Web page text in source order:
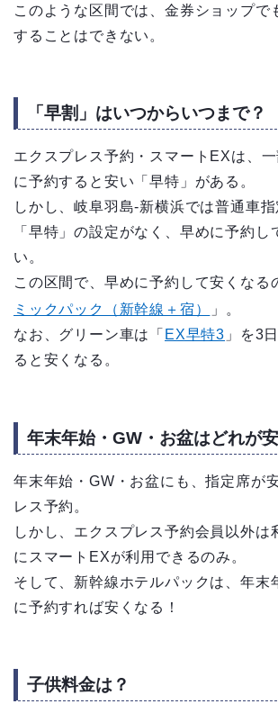
このような区間では、金券ショップで
することはできない。
「早割」はいつからいつまで？
エクスプレス予約・スマートEXは、
に予約すると安い「早特」がある。
しかし、岐阜羽島-新横浜では普通車
「早特」の設定がなく、早めに予約し
い。
この区間で、早めに予約して安くなる
ミックパック（新幹線＋宿）
」。
なお、グリーン車は「 EX早特3 」を3
ると安くなる。
年末年始・GW・お盆はどれが
年末年始・GW・お盆にも、指定席が
レス予約。
しかし、エクスプレス予約会員以外は
にスマートEXが利用できるのみ。
そして、新幹線ホテルパックは、年末
に予約すれば安くなる！
子供料金は？